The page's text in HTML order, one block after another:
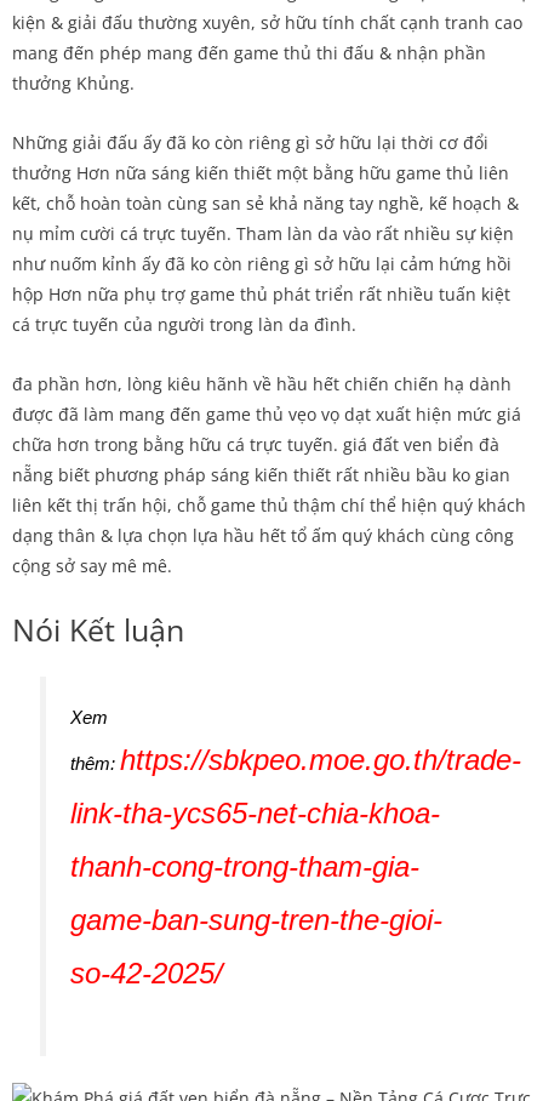
kiện & giải đấu thường xuyên, sở hữu tính chất cạnh tranh cao
mang đến phép mang đến game thủ thi đấu & nhận phần
thưởng Khủng.
Những giải đấu ấy đã ko còn riêng gì sở hữu lại thời cơ đổi
thưởng Hơn nữa sáng kiến thiết một bằng hữu game thủ liên
kết, chỗ hoàn toàn cùng san sẻ khả năng tay nghề, kế hoạch &
nụ mỉm cười cá trực tuyến. Tham làn da vào rất nhiều sự kiện
như nuốm kỉnh ấy đã ko còn riêng gì sở hữu lại cảm hứng hồi
hộp Hơn nữa phụ trợ game thủ phát triển rất nhiều tuấn kiệt
cá trực tuyến của người trong làn da đình.
đa phần hơn, lòng kiêu hãnh về hầu hết chiến chiến hạ dành
được đã làm mang đến game thủ vẹo vọ dạt xuất hiện mức giá
chữa hơn trong bằng hữu cá trực tuyến. giá đất ven biển đà
nẵng biết phương pháp sáng kiến thiết rất nhiều bầu ko gian
liên kết thị trấn hội, chỗ game thủ thậm chí thể hiện quý khách
dạng thân & lựa chọn lựa hầu hết tổ ấm quý khách cùng công
cộng sở say mê mê.
Nói Kết luận
Xem
thêm: https://sbkpeo.moe.go.th/trade-
link-tha-ycs65-net-chia-khoa-
thanh-cong-trong-tham-gia-
game-ban-sung-tren-the-gioi-
so-42-2025/